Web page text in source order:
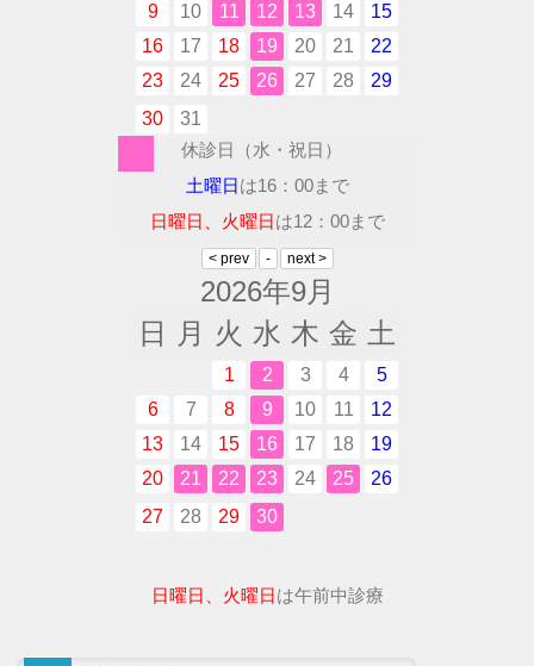
9
10 11 12 13 14
15
16
17 18 19 20 21
22
23
24 25 26 27 28
29
30
31
休診日（水・祝日）
土曜日は16：00まで
日曜日、火曜日は12：00まで
2026年9月
日
月 火 水 木 金 土
1 2 3 4
5
6
7 8 9 10 11
12
13
14 15 16 17 18
19
20
21 22 23 24 25
26
27
28 29 30
日曜日、火曜日は午前中診療